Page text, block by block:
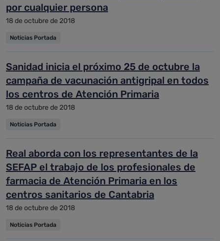
por cualquier persona
18 de octubre de 2018
Noticias Portada
Sanidad inicia el próximo 25 de octubre la
campaña de vacunación antigripal en todos
los centros de Atención Primaria
18 de octubre de 2018
Noticias Portada
Real aborda con los representantes de la
SEFAP el trabajo de los profesionales de
farmacia de Atención Primaria en los
centros sanitarios de Cantabria
18 de octubre de 2018
Noticias Portada